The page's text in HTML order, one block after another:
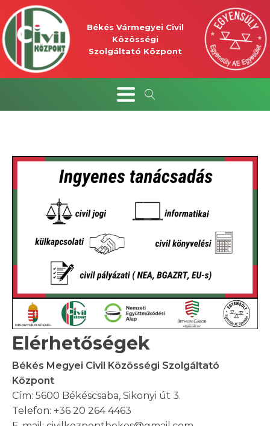
Békés Vármegyei Civil
Közösségi
Szolgáltató Központ
Elérhetőségek
Békés Megyei Civil Közösségi Szolgáltató
Központ
Cím: 5600 Békéscsaba, Sikonyi út 3.
Telefon: +36 20 264 4463